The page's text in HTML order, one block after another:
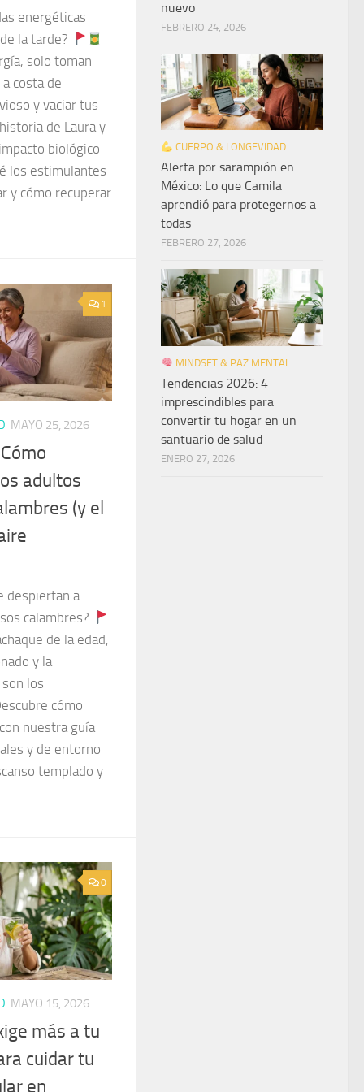
energéticas
la tarde?
solo toman
costa de
y vaciar tus
de Laura y
biológico
los estimulantes
y cómo recuperar
1
MAYO 25, 2026
adultos
(y el
despiertan a
calambres?
de la edad,
y la
los
cómo
nuestra guía
y de entorno
templado y
0
MAYO 15, 2026
más a tu
cuidar tu
en
nuevo
FEBRERO 24, 2026
CUERPO & LONGEVIDAD
Alerta por sarampión en
México: Lo que Camila
aprendió para protegernos a
todas
FEBRERO 27, 2026
MINDSET & PAZ MENTAL
Tendencias 2026: 4
imprescindibles para
convertir tu hogar en un
santuario de salud
ENERO 27, 2026